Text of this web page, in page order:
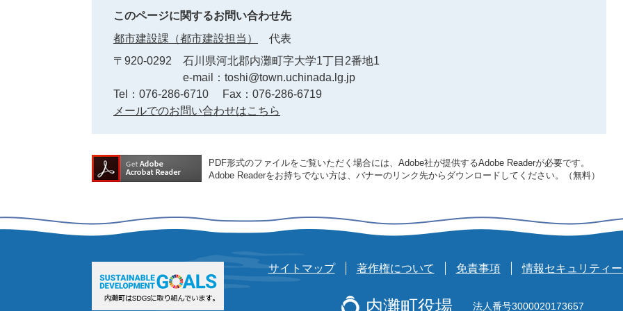
このページに関するお問い合わせ先
都市建設課（都市建設担当）
代表
〒920-0292
石川県河北郡内灘町字大学1丁目2番地1
e-mail：toshi@town.uchinada.lg.jp
Tel：076-286-6710
Fax：076-286-6719
メールでのお問い合わせはこちら
PDF形式のファイルをご覧いただく場合には、Adobe社が提供するAdobe Readerが必要です。
Adobe Readerをお持ちでない方は、バナーのリンク先からダウンロードしてください。（無料）
サイトマップ 著作権について 免責事項 情報セキュリティ
内灘町役場 法人番号3000020173657